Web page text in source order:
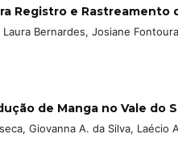
Registro e
Bernardes, Josiane
de Manga no Vale do
Giovanna A. da Silva, Laécio